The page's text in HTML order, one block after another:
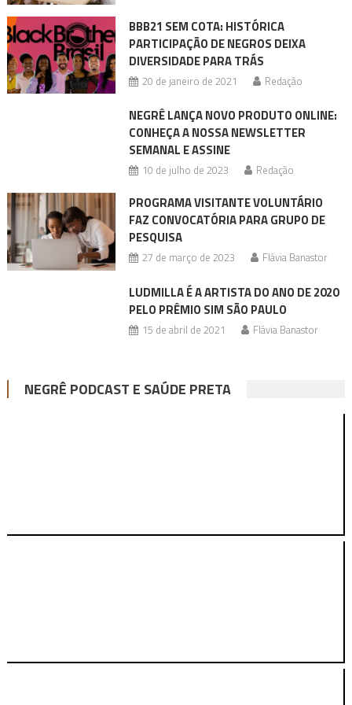
BBB21 SEM COTA: HISTÓRICA
PARTICIPAÇÃO DE NEGROS DEIXA
DIVERSIDADE PARA TRÁS
20 de janeiro de 2021 Redação
NEGRÊ LANÇA NOVO PRODUTO ONLINE:
CONHEÇA A NOSSA NEWSLETTER
SEMANAL E ASSINE
10 de julho de 2023 Redação
PROGRAMA VISITANTE VOLUNTÁRIO
FAZ CONVOCATÓRIA PARA GRUPO DE
PESQUISA
27 de março de 2023 Flávia Banastor
LUDMILLA É A ARTISTA DO ANO DE 2020
PELO PRÊMIO SIM SÃO PAULO
15 de abril de 2021 Flávia Banastor
NEGRÊ PODCAST E SAÚDE PRETA